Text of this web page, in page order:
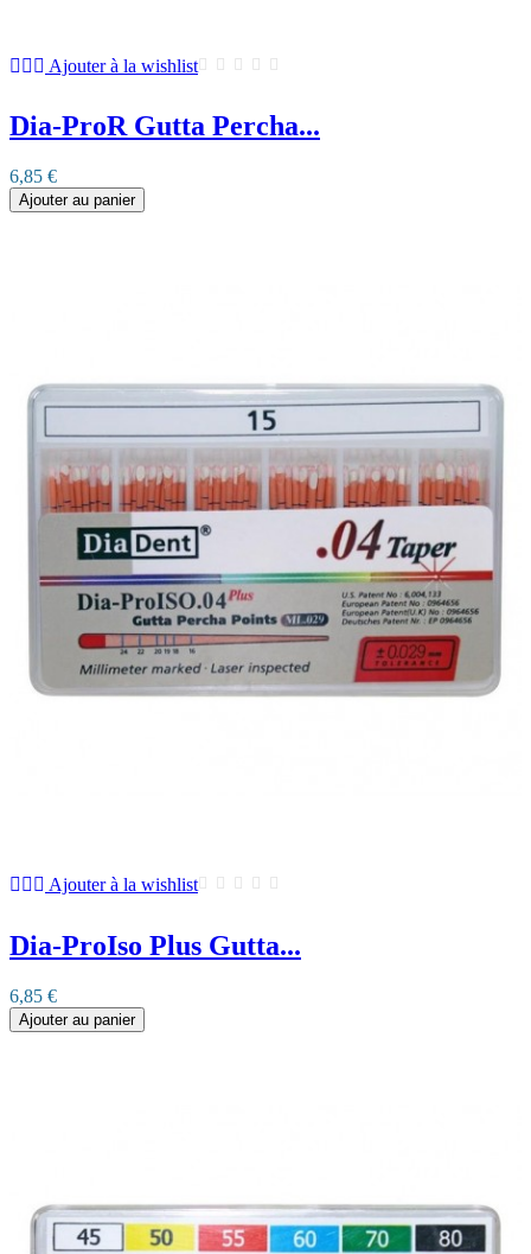
Ajouter à la wishlist
Dia-ProR Gutta Percha...
6,85 €
Ajouter au panier
Ajouter à la wishlist
Dia-ProIso Plus Gutta...
6,85 €
Ajouter au panier